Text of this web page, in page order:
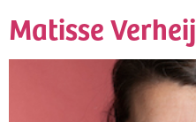
Matisse Verheij